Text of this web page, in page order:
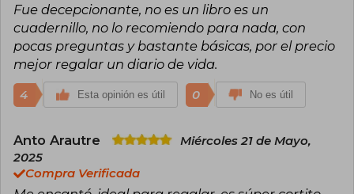
Fue decepcionante, no es un libro es un
cuadernillo, no lo recomiendo para nada, con
pocas preguntas y bastante básicas, por el precio
mejor regalar un diario de vida.
4 Esta opinión es útil 0 No es útil
Anto Arautre
Miércoles 21 de Mayo,
2025
Compra Verificada